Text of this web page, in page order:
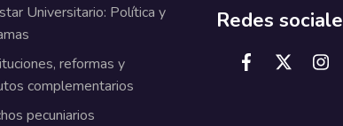
Universitario: Política y
reformas y
complementarios
pecuniarios
Redes